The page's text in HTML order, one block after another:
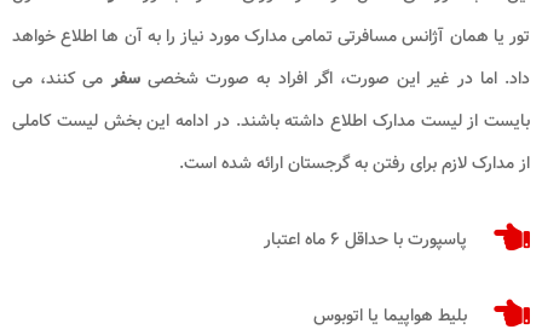
تور یا همان آژانس مسافرتی تمامی مدارک مورد نیاز را به آن ها اطلاع خواهد
داد. اما در غیر این صورت، اگر افراد به صورت شخصی سفرمی کنند، می
بایست از لیست مدارک اطلاع داشته باشند. در ادامه این بخش لیست کاملی
از مدارک لازم برای رفتن به گرجستان ارائه شده است.
پاسپورت با حداقل ۶ ماه اعتبار
بلیط هواپیما یا اتوبوس